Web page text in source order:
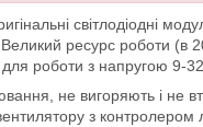
світлодіодні
Великий ресурс роботи
роботи з напругою 9-
не вигоряють і не
з